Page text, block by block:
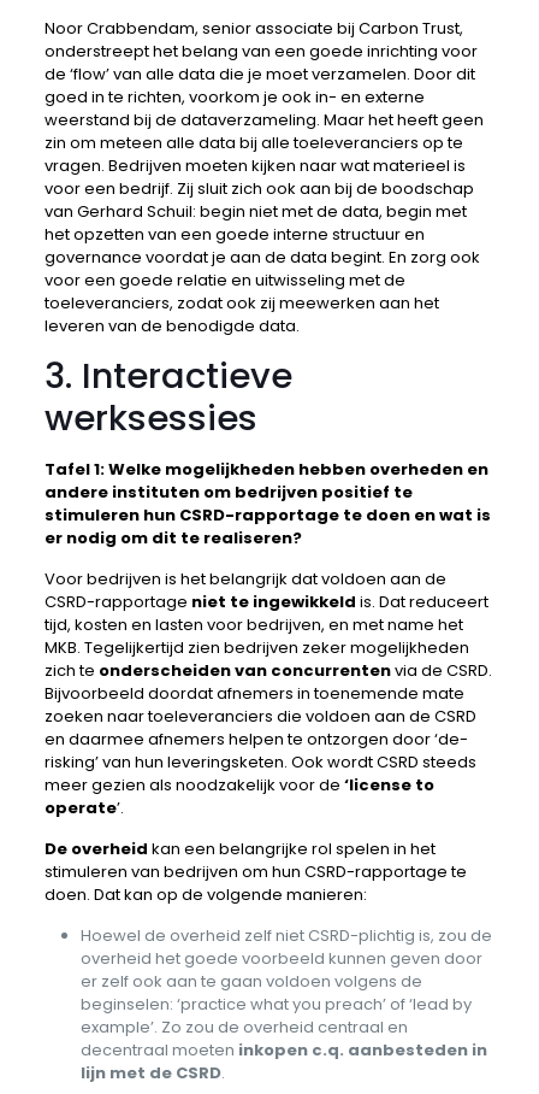
Noor Crabbendam, senior associate bij Carbon Trust,
onderstreept het belang van een goede inrichting voor
de ‘flow’ van alle data die je moet verzamelen. Door dit
goed in te richten, voorkom je ook in- en externe
weerstand bij de dataverzameling. Maar het heeft geen
zin om meteen alle data bij alle toeleveranciers op te
vragen. Bedrijven moeten kijken naar wat materieel is
voor een bedrijf. Zij sluit zich ook aan bij de boodschap
van Gerhard Schuil: begin niet met de data, begin met
het opzetten van een goede interne structuur en
governance voordat je aan de data begint. En zorg ook
voor een goede relatie en uitwisseling met de
toeleveranciers, zodat ook zij meewerken aan het
leveren van de benodigde data.
3. Interactieve
werksessies
Tafel 1: Welke mogelijkheden hebben overheden en
andere instituten om bedrijven positief te
stimuleren hun CSRD-rapportage te doen en wat is
er nodig om dit te realiseren?
Voor bedrijven is het belangrijk dat voldoen aan de
CSRD-rapportage niet te ingewikkeld is. Dat reduceert
tijd, kosten en lasten voor bedrijven, en met name het
MKB. Tegelijkertijd zien bedrijven zeker mogelijkheden
zich te onderscheiden van concurrentenvia de CSRD.
Bijvoorbeeld doordat afnemers in toenemende mate
zoeken naar toeleveranciers die voldoen aan de CSRD
en daarmee afnemers helpen te ontzorgen door ‘de-
risking’ van hun leveringsketen. Ook wordt CSRD steeds
meer gezien als noodzakelijk voor de ‘license to
operate’.
De overheid kan een belangrijke rol spelen in het
stimuleren van bedrijven om hun CSRD-rapportage te
doen. Dat kan op de volgende manieren:
Hoewel de overheid zelf niet CSRD-plichtig is, zou de
overheid het goede voorbeeld kunnen geven door
er zelf ook aan te gaan voldoen volgens de
beginselen: ‘practice what you preach’ of ‘lead by
example’. Zo zou de overheid centraal en
decentraal moeten inkopen c.q. aanbesteden in
lijn met de CSRD.